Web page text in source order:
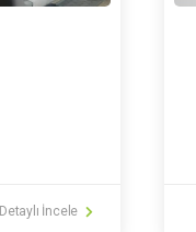
Detaylı İncele